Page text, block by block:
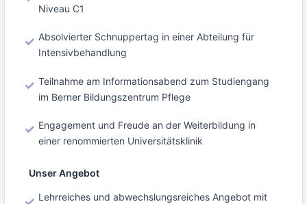
Niveau C1
Absolvierter Schnuppertag in einer Abteilung für
Intensivbehandlung
Teilnahme am Informationsabend zum Studiengang
im Berner Bildungszentrum Pflege
Engagement und Freude an der Weiterbildung in
einer renommierten Universitätsklinik
Unser Angebot
Lehrreiches und abwechslungsreiches Angebot mit